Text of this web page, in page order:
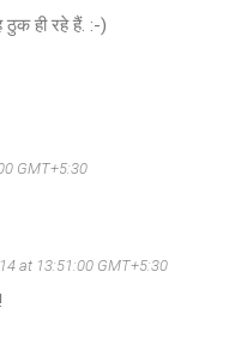
ही रहे हैं. :-)
GMT+5:30
at 13:51:00 GMT+5:30